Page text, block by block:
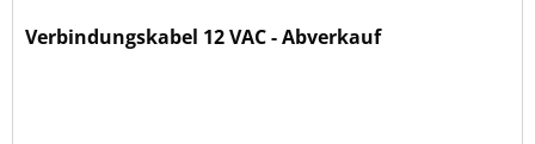
Verbindungskabel 12 VAC - Abverkauf